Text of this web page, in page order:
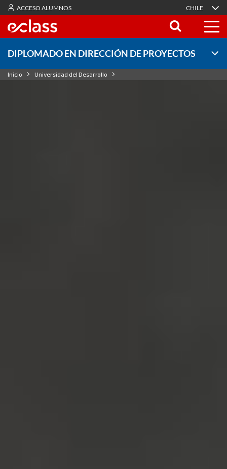
ACCESO ALUMNOS CHILE
DIPLOMADO EN DIRECCIÓN DE PROYECTOS
Inicio
Universidad del Desarrollo